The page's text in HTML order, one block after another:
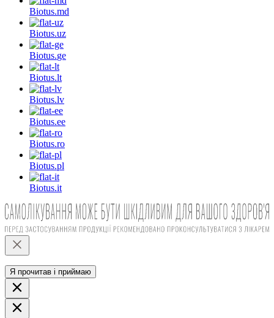
Biotus.md
Biotus.uz
Biotus.ge
Biotus.lt
Biotus.lv
Biotus.ee
Biotus.ro
Biotus.pl
Biotus.it
Я прочитав і приймаю